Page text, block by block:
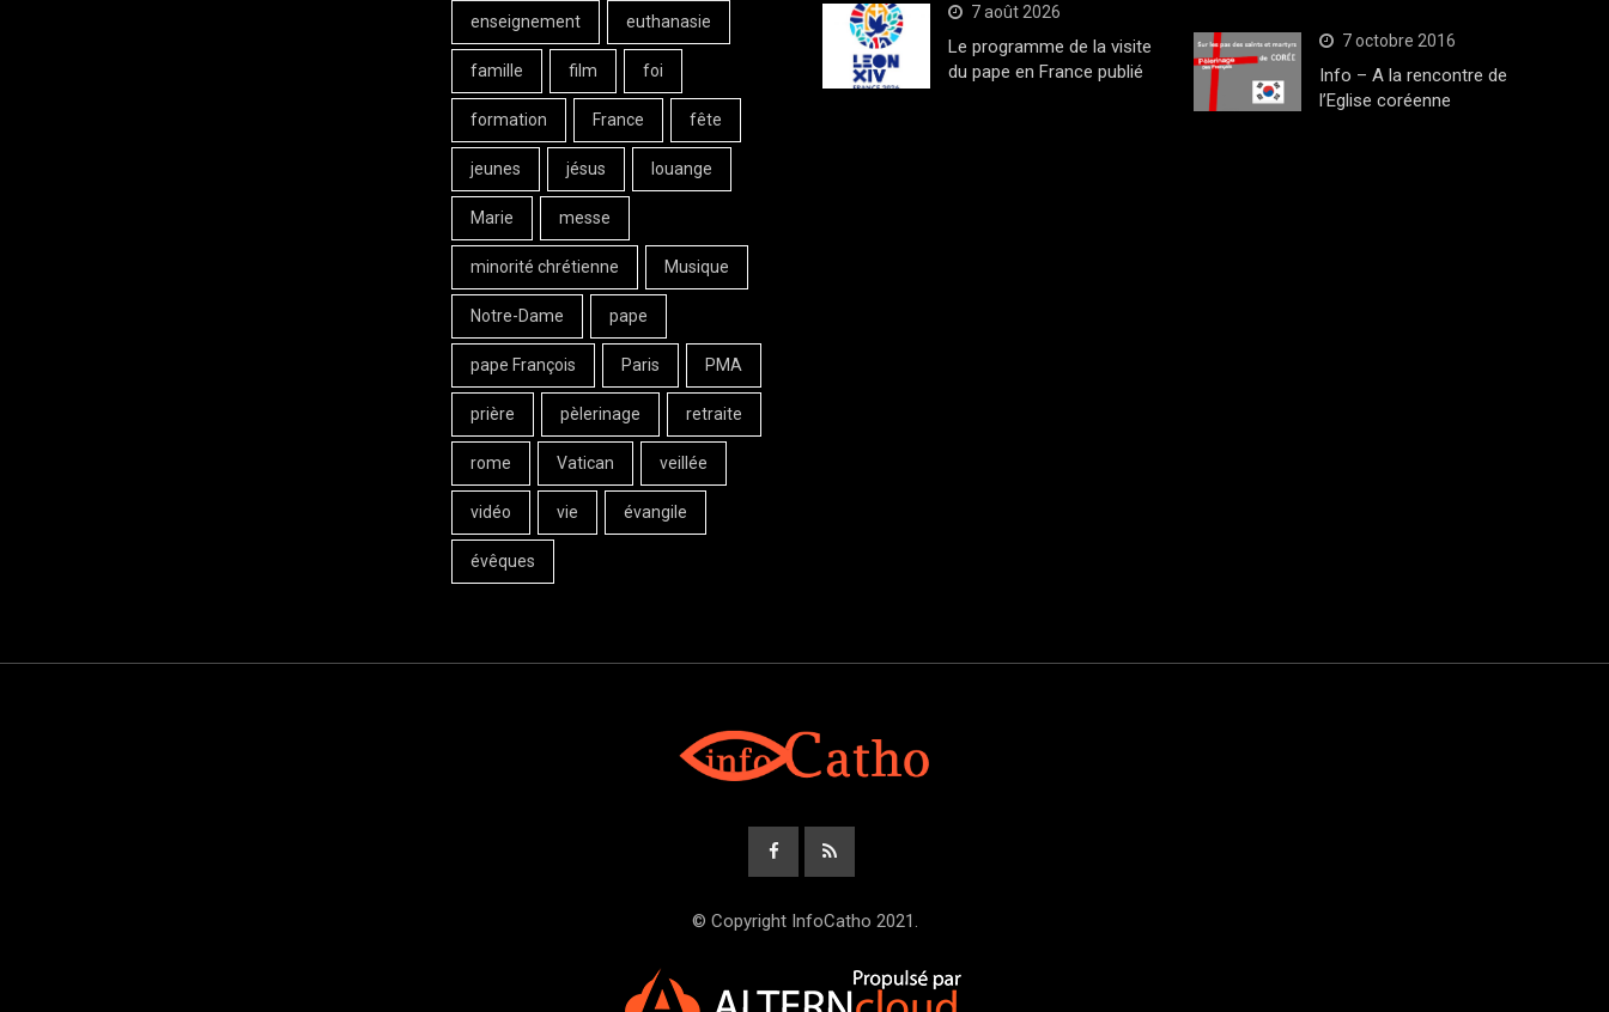
enseignement euthanasie
famille film foi
formation France fête
jeunes jésus louange
Marie messe
minorité chrétienne Musique
Notre-Dame pape
pape François Paris PMA
prière pèlerinage retraite
rome Vatican veillée
vidéo vie évangile
évêques
7 août 2026
Le programme de la visite
du pape en France publié
7 octobre 2016
Info – A la rencontre de
l’Eglise coréenne
© Copyright InfoCatho 2021.